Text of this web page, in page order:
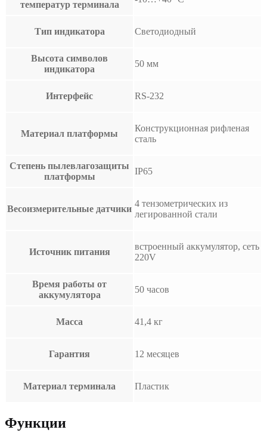
температур терминала
Тип индикатора Светодиодный
Высота символов
индикатора
50 мм
Интерфейс RS-232
Материал платформы
Конструкционная рифленая
сталь
Степень пылевлагозащиты
платформы
IP65
Весоизмерительные датчики
4 тензометрических из
легированной стали
Источник питания
встроенный аккумулятор, сеть
220V
Время работы от
аккумулятора
50 часов
Масса 41,4 кг
Гарантия 12 месяцев
Материал терминала Пластик
Функции